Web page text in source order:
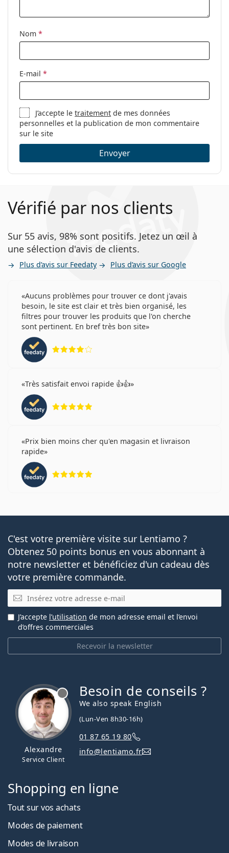
Nom *
E-mail *
J’accepte letraitement de mes données
personnelles et la publication de mon commentaire
sur le site
Envoyer
Vérifié par nos clients
Sur 55 avis, 98% sont positifs. Jetez un œil à
une sélection d'avis de clients.
Plus d’avis sur Feedaty Plus d’avis sur Google
Aucuns problèmes pour trouver ce dont j'avais
besoin, le site est clair et très bien organisé, les
filtres pour trouver les produits que l'on cherche
sont pertinent. En bref très bon site
Très satisfait envoi rapide 👍👍
Prix bien moins cher qu'en magasin et livraison
rapide
C'est votre première visite sur Lentiamo ?
Obtenez 50 points bonus en vous abonnant à
notre newsletter et bénéficiez d'un cadeau dès
votre première commande.
E-mail
Recevoir la newsletter
J’accepte l’utilisation de mon adresse email et l’envoi
d’offres commerciales
Alexandre
Service Client
Besoin de conseils ?
We also speak English
(Lun-Ven 8h30-16h)
01 87 65 19 80
info@lentiamo.fr
Shopping en ligne
Tout sur vos achats
Modes de paiement
Modes de livraison